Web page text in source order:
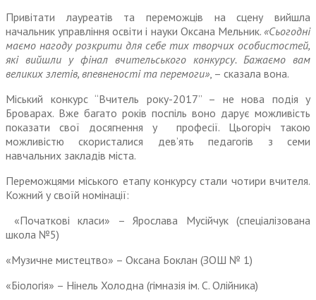
Привітати лауреатів та переможців на сцену вийшла
начальник управління освіти і науки Оксана Мельник. «Сьогодні
маємо нагоду розкрити для себе тих творчих особистостей,
які вийшли у фінал вчительського конкурсу. Бажаємо вам
великих злетів, впевненості та перемоги», – сказала вона.
Міський конкурс “Вчитель року-2017” – не нова подія у
Броварах. Вже багато років поспіль воно дарує можливість
показати свої досягнення у професії. Цьогоріч такою
можливістю скористалися дев’ять педагогів з семи
навчальних закладів міста.
Переможцями міського етапу конкурсу стали чотири вчителя.
Кожний у своїй номінації:
«Початкові класи» – Ярослава Мусійчук (спеціалізована
школа №5)
«Музичне мистецтво» – Оксана Боклан (ЗОШ № 1)
«Біологія» – Нінель Холодна (гімназія ім. С. Олійника)